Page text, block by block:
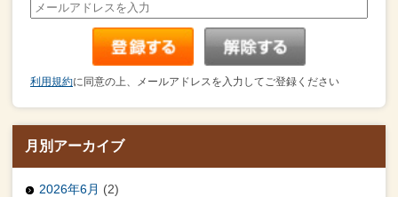
利用規約に同意の上、メールアドレスを入力してご登録ください
月別アーカイブ
2026年6月 (2)